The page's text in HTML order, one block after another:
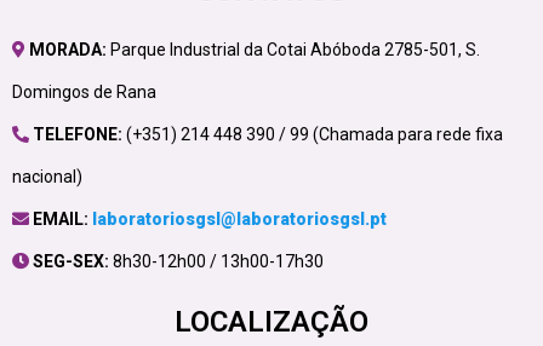
MORADA: Parque Industrial da Cotai Abóboda 2785-501, S.
Domingos de Rana
TELEFONE: (+351) 214 448 390 / 99 (Chamada para rede fixa
nacional)
EMAIL: laboratoriosgsl@laboratoriosgsl.pt
SEG-SEX: 8h30-12h00 / 13h00-17h30
LOCALIZAÇÃO